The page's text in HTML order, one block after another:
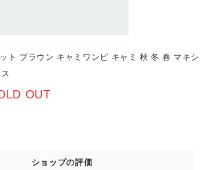
ト ブラウン キャミワンピ キャミ 秋 冬 春 マキシ
OUT
ショップの評価